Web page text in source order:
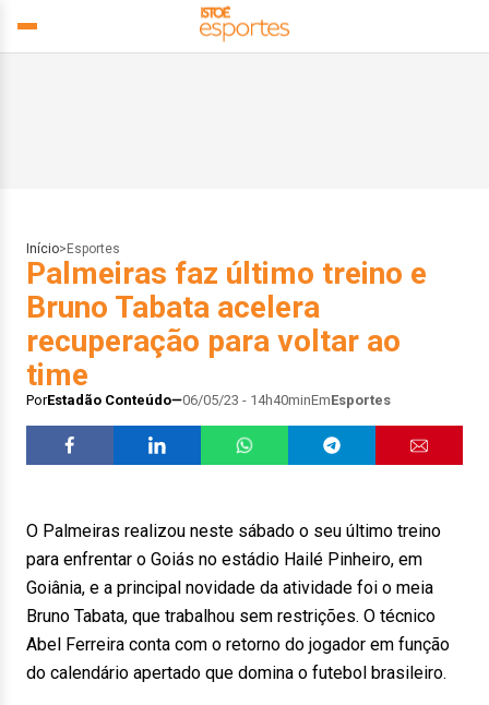
Início> Esportes
Palmeiras faz último treino e
Bruno Tabata acelera
recuperação para voltar ao
time
PorEstadão Conteúdo 06/05/23 - 14h40minEmEsportes
O Palmeiras realizou neste sábado o seu último treino
para enfrentar o Goiás no estádio Hailé Pinheiro, em
Goiânia, e a principal novidade da atividade foi o meia
Bruno Tabata, que trabalhou sem restrições. O técnico
Abel Ferreira conta com o retorno do jogador em função
do calendário apertado que domina o futebol brasileiro.